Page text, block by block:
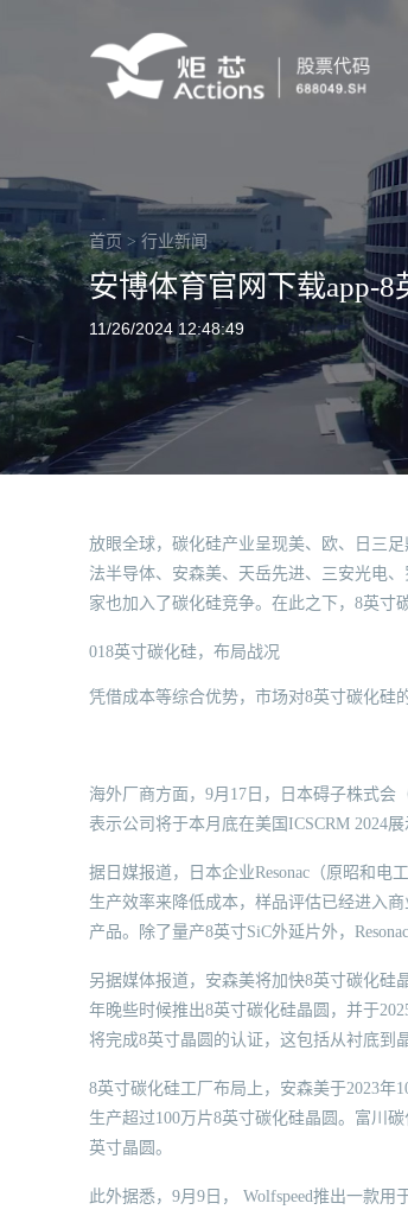
首页 > 行业新闻
安博体育官网下载app-
11/26/2024 12:48:49
放眼全球，碳化硅产业呈现美、欧、日三
法半导体、安森美、天岳先进、三安光电
家也加入了碳化硅竞争。在此之下，8英寸
018英寸碳化硅，布局战况
凭借成本等综合优势，市场对8英寸碳化硅
海外厂商方面，9月17日，日本碍子株式会
表示公司将于本月底在美国ICSCRM 2024
据日媒报道，日本企业Resonac（原昭和
生产效率来降低成本，样品评估已经进入
产品。除了量产8英寸SiC外延片外，
另据媒体报道，安森美将加快8英寸碳化硅
年晚些时候推出8英寸碳化硅晶圆，并于
将完成8英寸晶圆的认证，这包括从衬底到
8英寸碳化硅工厂布局上，安森美于2023
生产超过100万片8英寸碳化硅晶圆。富川
英寸晶圆。
此外据悉，9月9日， Wolfspeed推出一款